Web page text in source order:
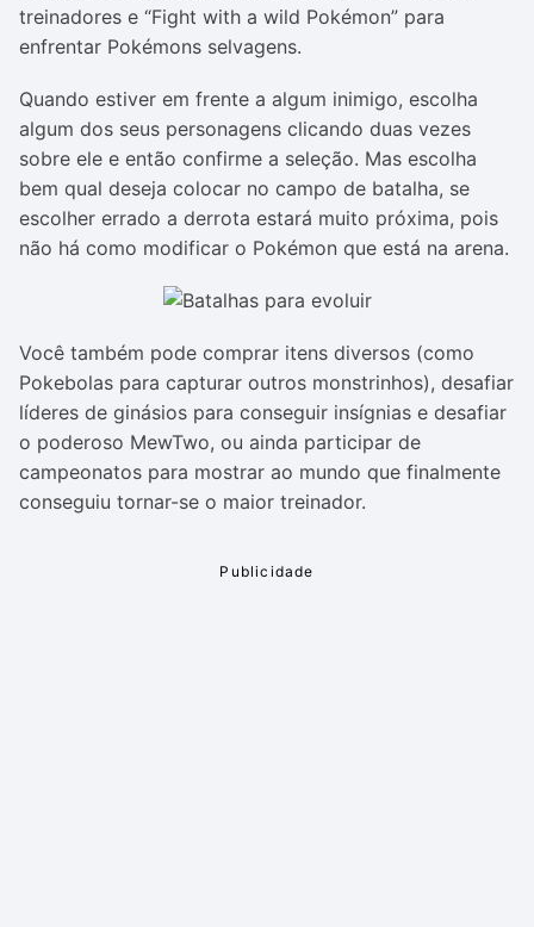
treinadores e “Fight with a wild Pokémon” para
enfrentar Pokémons selvagens.
Quando estiver em frente a algum inimigo, escolha
algum dos seus personagens clicando duas vezes
sobre ele e então confirme a seleção. Mas escolha
bem qual deseja colocar no campo de batalha, se
escolher errado a derrota estará muito próxima, pois
não há como modificar o Pokémon que está na arena.
Você também pode comprar itens diversos (como
Pokebolas para capturar outros monstrinhos), desafiar
líderes de ginásios para conseguir insígnias e desafiar
o poderoso MewTwo, ou ainda participar de
campeonatos para mostrar ao mundo que finalmente
conseguiu tornar-se o maior treinador.